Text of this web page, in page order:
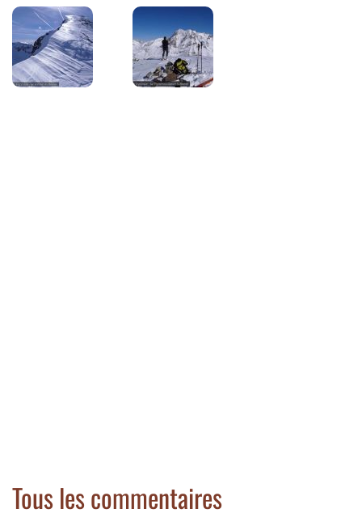
Tous les commentaires